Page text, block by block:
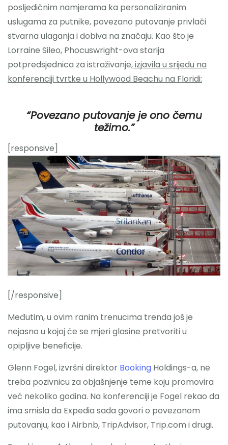
posljedičnim namjerama ka personaliziranim
uslugama za putnike, povezano putovanje privlači
stvarna ulaganja i dobiva na značaju. Kao što je
Lorraine Sileo, Phocuswright-ova starija
potpredsjednica za istraživanje,izjavila u srijedu na
konferenciji tvrtke u Hollywood Beachu na Floridi:
“Povezano putovanje je ono čemu
težimo.”
[responsive]
[/responsive]
Međutim, u ovim ranim trenucima trenda još je
nejasno u kojoj će se mjeri glasine pretvoriti u
opipljive beneficije.
Glenn Fogel, izvršni direktor Booking Holdings-a, ne
treba pozivnicu za objašnjenje teme koju promovira
već nekoliko godina. Na konferenciji je Fogel rekao da
ima smisla da Expedia sada govori o povezanom
putovanju, kao i Airbnb, TripAdvisor, Trip.com i drugi.